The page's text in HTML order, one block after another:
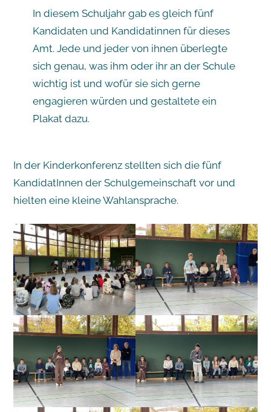
In diesem Schuljahr gab es gleich fünf
Kandidaten und Kandidatinnen für dieses
Amt. Jede und jeder von ihnen überlegte
sich genau, was ihm oder ihr an der Schule
wichtig ist und wofür sie sich gerne
engagieren würden und gestaltete ein
Plakat dazu.
In der Kinderkonferenz stellten sich die fünf
KandidatInnen der Schulgemeinschaft vor und
hielten eine kleine Wahlansprache.